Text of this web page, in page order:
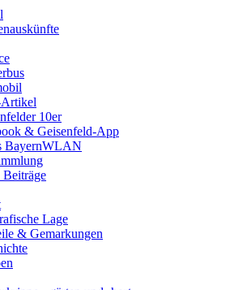
Artikel
10er
& Geisenfeld-App
BayernWLAN
Beiträge
Lage
& Gemarkungen